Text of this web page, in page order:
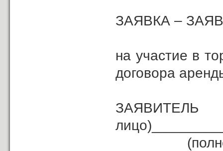
ЗАЯВКА –
на участие в
договора
(полное